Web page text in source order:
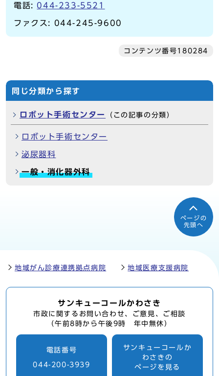
電話: 044-233-5521
ファクス: 044-245-9600
コンテンツ番号180284
同じ分類から探す
ロボット手術センター （この記事の分類）
ロボット手術センター
泌尿器科
一般・消化器外科
ページの
先頭へ
地域がん診療連携拠点病院 地域医療支援病院
サンキューコールかわさき
市政に関するお問い合わせ、ご意見、ご相談
（午前8時から午後9時 年中無休）
電話番号
044-200-3939
サンキューコールか
わさきの
ページを見る